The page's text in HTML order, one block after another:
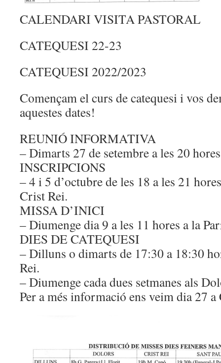
CALENDARI VISITA PASTORAL
CATEQUESI 22-23
CATEQUESI 2022/2023
Començam el curs de catequesi i vos
aquestes dates!
REUNIÓ INFORMATIVA
– Dimarts 27 de setembre a les 20
INSCRIPCIONS
– 4 i 5 d’octubre de les 18 a les 21
Crist Rei.
MISSA D’INICI
– Diumenge dia 9 a les 11 hores a la
DIES DE CATEQUESI
– Dilluns o dimarts de 17:30 a 18:30
Rei.
– Diumenge cada dues setmanes als
Per a més informació ens veim dia 27